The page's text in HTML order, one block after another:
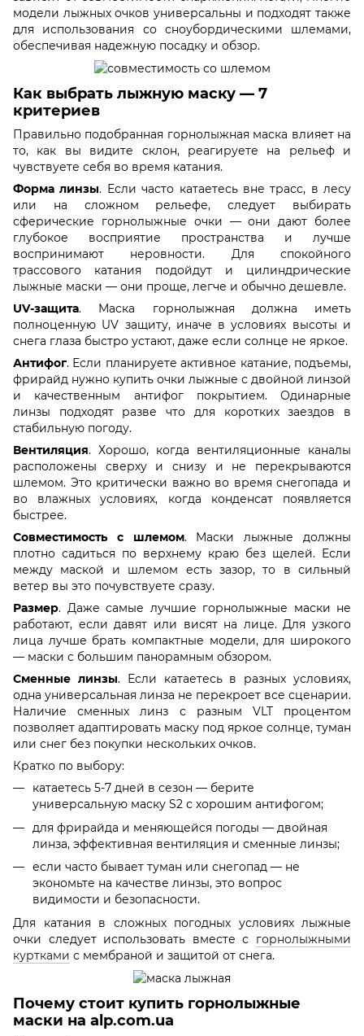
модели лыжных очков универсальны и подходят также
для использования со сноубордическими шлемами,
обеспечивая надежную посадку и обзор.
Как выбрать лыжную маску — 7
критериев
Правильно подобранная горнолыжная маска влияет на
то, как вы видите склон, реагируете на рельеф и
чувствуете себя во время катания.
Форма линзы. Если часто катаетесь вне трасс, в лесу
или на сложном рельефе, следует выбирать
сферические горнолыжные очки — они дают более
глубокое восприятие пространства и лучше
воспринимают неровности. Для спокойного
трассового катания подойдут и цилиндрические
лыжные маски — они проще, легче и обычно дешевле.
UV-защита. Маска горнолыжная должна иметь
полноценную UV защиту, иначе в условиях высоты и
снега глаза быстро устают, даже если солнце не яркое.
Антифог. Если планируете активное катание, подъемы,
фрирайд нужно купить очки лыжные с двойной линзой
и качественным антифог покрытием. Одинарные
линзы подходят разве что для коротких заездов в
стабильную погоду.
Вентиляция. Хорошо, когда вентиляционные каналы
расположены сверху и снизу и не перекрываются
шлемом. Это критически важно во время снегопада и
во влажных условиях, когда конденсат появляется
быстрее.
Совместимость с шлемом. Маски лыжные должны
плотно садиться по верхнему краю без щелей. Если
между маской и шлемом есть зазор, то в сильный
ветер вы это почувствуете сразу.
Размер. Даже самые лучшие горнолыжные маски не
работают, если давят или висят на лице. Для узкого
лица лучше брать компактные модели, для широкого
— маски с большим панорамным обзором.
Сменные линзы. Если катаетесь в разных условиях,
одна универсальная линза не перекроет все сценарии.
Наличие сменных линз с разным VLT процентом
позволяет адаптировать маску под яркое солнце, туман
или снег без покупки нескольких очков.
Кратко по выбору:
катаетесь 5-7 дней в сезон — берите
универсальную маску S2 с хорошим антифогом;
для фрирайда и меняющейся погоды — двойная
линза, эффективная вентиляция и сменные линзы;
если часто бывает туман или снегопад — не
экономьте на качестве линзы, это вопрос
видимости и безопасности.
Для катания в сложных погодных условиях лыжные
очки следует использовать вместе с горнолыжными
куртками с мембраной и защитой от снега.
Почему стоит купить горнолыжные
маски на alp.com.ua